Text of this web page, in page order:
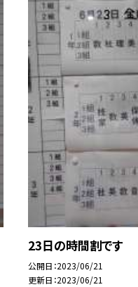
23日の時間割です
公開日 2023/06/21
更新日 2023/06/21